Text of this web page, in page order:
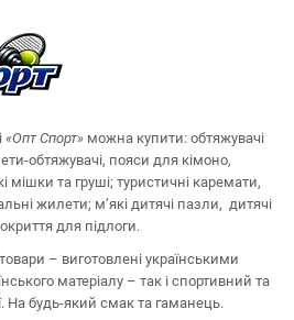
«ОптСпорт» можна купити: обтяжувачі
обтяжувачі, пояси для кімоно,
мішки та груші; туристичні каремати,
жилети; м’які дитячі пазли, дитячі
для підлоги.
– виготовлені українськими
матеріалу – так і спортивний та
На будь-який смак та гаманець.